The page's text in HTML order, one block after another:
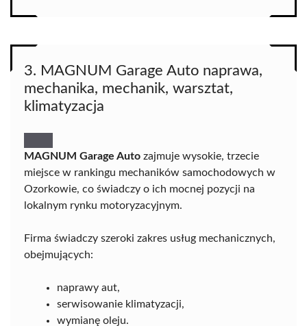
3. MAGNUM Garage Auto naprawa,
mechanika, mechanik, warsztat,
klimatyzacja
MAGNUM Garage Auto zajmuje wysokie, trzecie
miejsce w rankingu mechaników samochodowych w
Ozorkowie, co świadczy o ich mocnej pozycji na
lokalnym rynku motoryzacyjnym.
Firma świadczy szeroki zakres usług mechanicznych,
obejmujących:
naprawy aut,
serwisowanie klimatyzacji,
wymianę oleju.